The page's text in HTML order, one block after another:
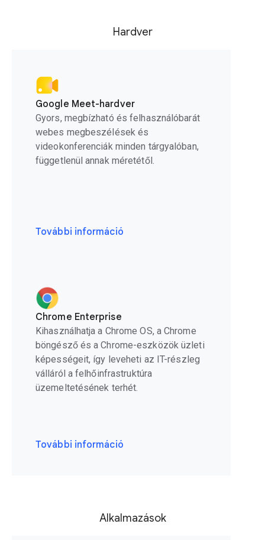
Hardver
Google Meet-hardver
Gyors, megbízható és felhasználóbarát
webes megbeszélések és
videokonferenciák minden tárgyalóban,
függetlenül annak méretétől.
További információ
Chrome Enterprise
Kihasználhatja a Chrome OS, a Chrome
böngésző és a Chrome-eszközök üzleti
képességeit, így leveheti az IT-részleg
válláról a felhőinfrastruktúra
üzemeltetésének terhét.
További információ
Alkalmazások